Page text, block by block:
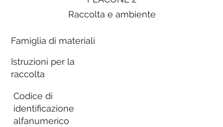
Raccolta e ambiente
Famiglia di materiali
Istruzioni per la
raccolta
Codice di
identificazione
alfanumerico